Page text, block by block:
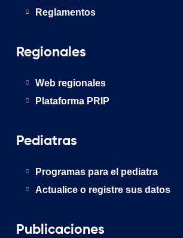
Reglamentos
Regionales
Web regionales
Plataforma PRIP
Pediatras
Programas para el pediatra
Actualice o registre sus datos
Publicaciones